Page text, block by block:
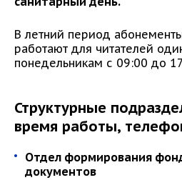
В летний период
работают для читателей
понедельникам с 09:00 до
Структурные
время работы,
Отдел формирования
документов